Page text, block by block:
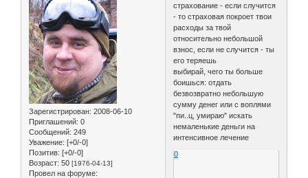
Зарегистрирован: 2008-06-10
Приглашений: 0
Сообщений: 249
Уважение: [+0/-0]
Позитив: [+0/-0]
Возраст: 50 [1976-04-13]
Провел на форуме:
страхование - если случится
- то страховая покроет твои
расходы за твой
относительно небольшой
взнос, если не случится - ты
его теряешь
выбирай, чего ты больше
боишься: отдать
безвозвратно небольшую
сумму денег или с воплями
"пи..ц, умираю" искать
немаленькие деньги на
интенсивное лечение
0